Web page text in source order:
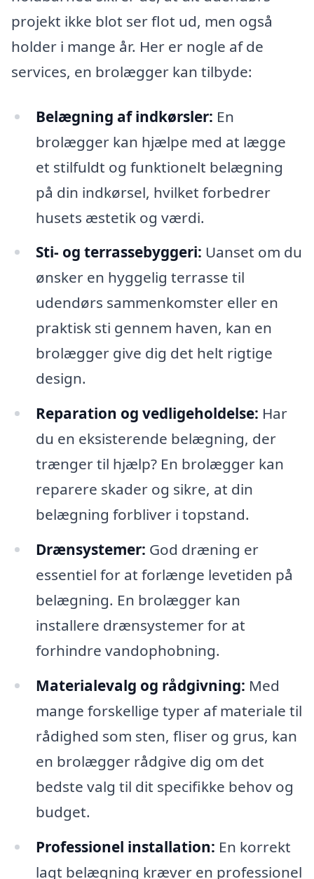
projekt ikke blot ser flot ud, men også
holder i mange år. Her er nogle af de
services, en brolægger kan tilbyde:
Belægning af indkørsler: En
brolægger kan hjælpe med at lægge
et stilfuldt og funktionelt belægning
på din indkørsel, hvilket forbedrer
husets æstetik og værdi.
Sti- og terrassebyggeri: Uanset om du
ønsker en hyggelig terrasse til
udendørs sammenkomster eller en
praktisk sti gennem haven, kan en
brolægger give dig det helt rigtige
design.
Reparation og vedligeholdelse: Har
du en eksisterende belægning, der
trænger til hjælp? En brolægger kan
reparere skader og sikre, at din
belægning forbliver i topstand.
Drænsystemer: God dræning er
essentiel for at forlænge levetiden på
belægning. En brolægger kan
installere drænsystemer for at
forhindre vandophobning.
Materialevalg og rådgivning: Med
mange forskellige typer af materiale til
rådighed som sten, fliser og grus, kan
en brolægger rådgive dig om det
bedste valg til dit specifikke behov og
budget.
Professionel installation: En korrekt
lagt belægning kræver en professionel